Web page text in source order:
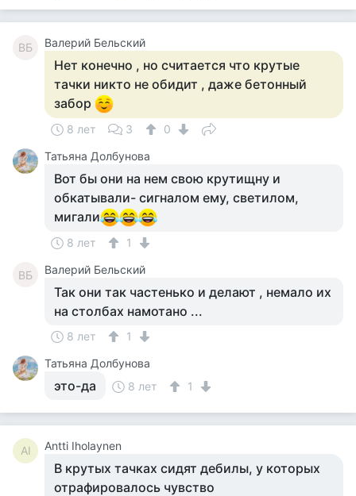
ВБ Валерий Бельский
Нет конечно , но считается что крутые
тачки никто не обидит , даже бетонный
забор
8 лет 3
0
Татьяна Долбунова
Вот бы они на нем свою крутищну и
обкатывали- сигналом ему, светилом,
мигали
8 лет 1
ВБ Валерий Бельский
Так они так частенько и делают , немало их
на столбах намотано ...
8 лет
1
Татьяна Долбунова
это-да 8 лет 1
AI Antti Iholaynen
В крутых тачках сидят дебилы, у которых
отрафировалось чувство